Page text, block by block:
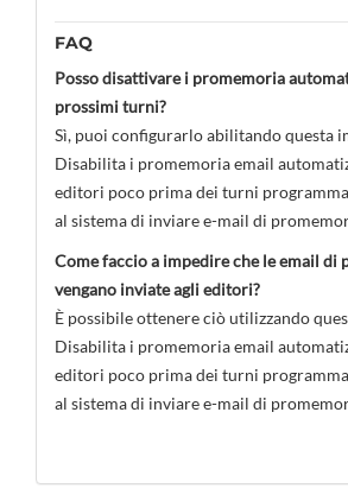
FAQ
Posso disattivare i promemoria
prossimi turni?
Sì, puoi configurarlo abilitando questa
Disabilita i promemoria email
editori poco prima dei turni
al sistema di inviare e-mail di
Come faccio a impedire che le email di
vengano inviate agli editori?
È possibile ottenere ciò utilizzando
Disabilita i promemoria email
editori poco prima dei turni
al sistema di inviare e-mail di